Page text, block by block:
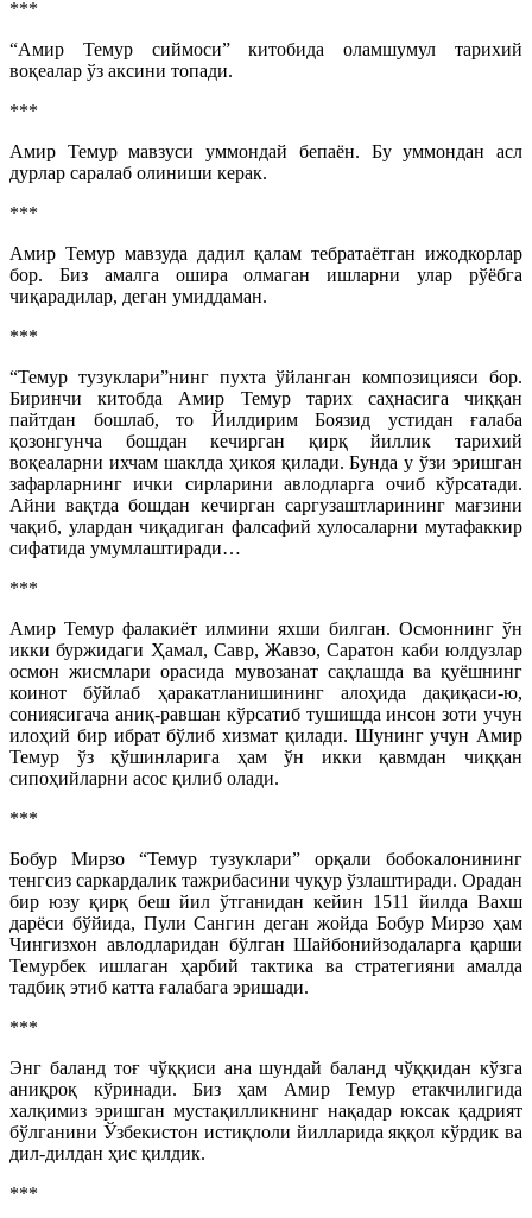
***
“Амир Темур сиймоси” китобида оламшумул тарихий
воқеалар ўз аксини топади.
***
Амир Темур мавзуси уммондай бепаён. Бу уммондан асл
дурлар саралаб олиниши керак.
***
Амир Темур мавзуда дадил қалам тебратаётган ижодкорлар
бор. Биз амалга ошира олмаган ишларни улар рўёбга
чиқарадилар, деган умиддаман.
***
“Темур тузуклари”нинг пухта ўйланган композицияси бор.
Биринчи китобда Амир Темур тарих саҳнасига чиққан
пайтдан бошлаб, то Йилдирим Боязид устидан ғалаба
қозонгунча бошдан кечирган қирқ йиллик тарихий
воқеаларни ихчам шаклда ҳикоя қилади. Бунда у ўзи эришган
зафарларнинг ички сирларини авлодларга очиб кўрсатади.
Айни вақтда бошдан кечирган саргузаштларининг мағзини
чақиб, улардан чиқадиган фалсафий хулосаларни мутафаккир
сифатида умумлаштиради…
***
Амир Темур фалакиёт илмини яхши билган. Осмоннинг ўн
икки буржидаги Ҳамал, Савр, Жавзо, Саратон каби юлдузлар
осмон жисмлари орасида мувозанат сақлашда ва қуёшнинг
коинот бўйлаб ҳаракатланишининг алоҳида дақиқаси-ю,
сониясигача аниқ-равшан кўрсатиб тушишда инсон зоти учун
илоҳий бир ибрат бўлиб хизмат қилади. Шунинг учун Амир
Темур ўз қўшинларига ҳам ўн икки қавмдан чиққан
сипоҳийларни асос қилиб олади.
***
Бобур Мирзо “Темур тузуклари” орқали бобокалонининг
тенгсиз саркардалик тажрибасини чуқур ўзлаштиради. Орадан
бир юзу қирқ беш йил ўтганидан кейин 1511 йилда Вахш
дарёси бўйида, Пули Сангин деган жойда Бобур Мирзо ҳам
Чингизхон авлодларидан бўлган Шайбонийзодаларга қарши
Темурбек ишлаган ҳарбий тактика ва стратегияни амалда
тадбиқ этиб катта ғалабага эришади.
***
Энг баланд тоғ чўққиси ана шундай баланд чўққидан кўзга
аниқроқ кўринади. Биз ҳам Амир Темур етакчилигида
халқимиз эришган мустақилликнинг нақадар юксак қадрият
бўлганини Ўзбекистон истиқлоли йилларида яққол кўрдик ва
дил-дилдан ҳис қилдик.
***